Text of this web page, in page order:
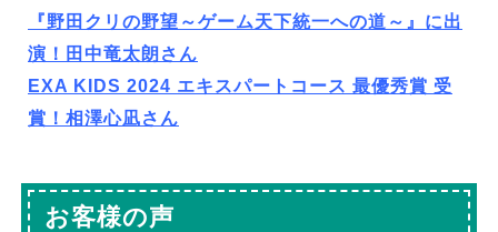
『野田クリの野望～ゲーム天下統一への道～』に出
演！田中竜太朗さん
EXA KIDS 2024 エキスパートコース 最優秀賞 受
賞！相澤心凪さん
お客様の声